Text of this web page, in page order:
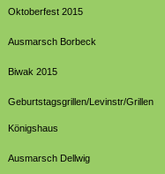
Oktoberfest 2015
Ausmarsch Borbeck
Biwak 2015
Geburtstagsgrillen/Levinstr/Grillen
Königshaus
Ausmarsch Dellwig